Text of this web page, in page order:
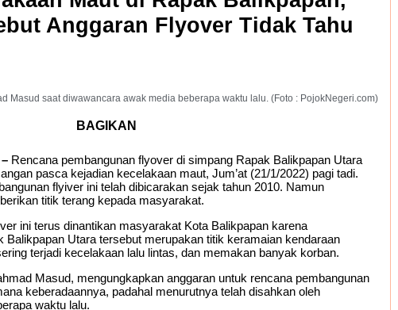
Anggaran Flyover Tidak Tahu
Masud saat diwawancara awak media beberapa waktu lalu. (Foto : PojokNegeri.com)
BAGIKAN
– Rencana pembangunan flyover di simpang Rapak Balikpapan Utara
pasca kejadian kecelakaan maut, Jum’at (21/1/2022) pagi tadi.
flyiver ini telah dibicarakan sejak tahun 2010. Namun
titik terang kepada masyarakat.
ini terus dinantikan masyarakat Kota Balikpapan karena
Balikpapan Utara tersebut merupakan titik keramaian kendaraan
terjadi kecelakaan lalu lintas, dan memakan banyak korban.
Masud, mengungkapkan anggaran untuk rencana pembangunan
keberadaannya, padahal menurutnya telah disahkan oleh
waktu lalu.